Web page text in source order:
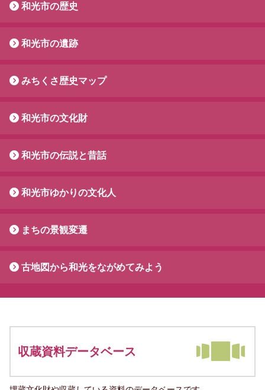
和光市の歴史
和光市の遺跡
みちくさ歴史マップ
和光市の文化財
和光市の伝説と昔話
和光市ゆかりの文化人
まちの景観変遷
古地図から和光をながめてみよう
収蔵資料データベース